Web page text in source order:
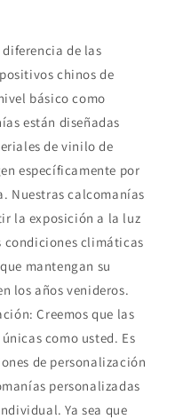
de las
chinos de
básico como
están diseñadas
de vinilo de
específicamente por
Nuestras calcomanías
la exposición a la luz
climáticas
mantengan su
los años venideros.
Creemos que las
como usted. Es
de personalización
personalizadas
Ya sea que